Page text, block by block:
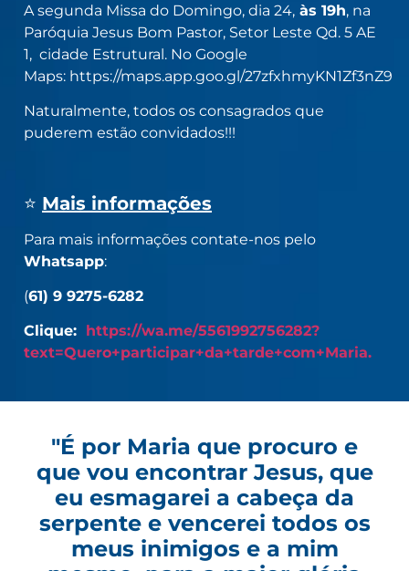
A segunda Missa do Domingo, dia 24, às 19h, na
Paróquia Jesus Bom Pastor, Setor Leste Qd. 5 AE
1, cidade Estrutural. No Google
Maps: https://maps.app.goo.gl/27zfxhmyKN1Zf3nZ9
Naturalmente, todos os consagrados que
puderem estão convidados!!!
⭐ Mais informações
Para mais informações contate-nos pelo
Whatsapp:
(61) 9 9275-6282
Clique:
https://wa.me/5561992756282?
text=Quero+participar+da+tarde+com+Maria.
"É por Maria que procuro e
que vou encontrar Jesus, que
eu esmagarei a cabeça da
serpente e vencerei todos os
meus inimigos e a mim